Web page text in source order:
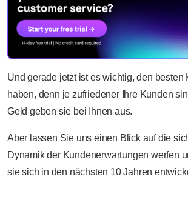
Und gerade jetzt ist es wichtig, den besten
haben, denn je zufriedener Ihre Kunden
Geld geben sie bei Ihnen aus.
Aber lassen Sie uns einen Blick auf die
Dynamik der Kundenerwartungen werfen
sie sich in den nächsten 10 Jahren